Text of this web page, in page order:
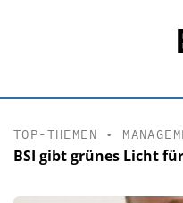
TOP-THEMEN •
BSI gibt grünes Licht